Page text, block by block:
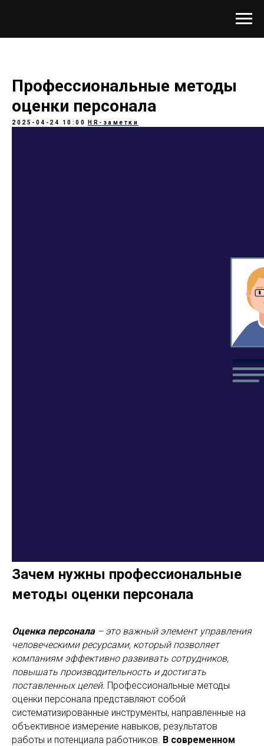
Профессиональные методы
оценки персонала
2025-04-24 10:00 HR-заметки
Зачем нужны профессиональные
методы оценки персонала
Оценка персонала – это важный элемент управления
человеческими ресурсами, который позволяет
компаниям эффективно развивать сотрудников,
повышать производительность и достигать
поставленных целей. Профессиональные методы
оценки персонала представляют собой
систематизированные инструменты, направленные на
объективное измерение навыков, результатов
работы и потенциала работников. В современном